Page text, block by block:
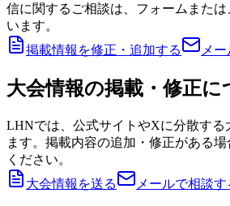
信に関するご相談は、フォームまた
います。
掲載情報を修正・追加する
メ
大会情報の掲載・修正に
LHNでは、公式サイトやXに分散する
ます。掲載内容の追加・修正がある
ください。
大会情報を送る
メールで相談す